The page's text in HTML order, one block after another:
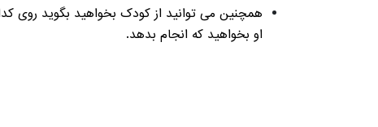
همچنین می توانید از کودک بخواهید بگوید روی
او بخواهید که انجام بدهد.